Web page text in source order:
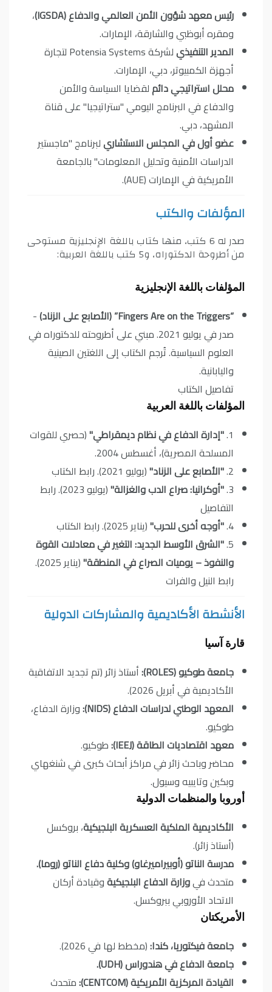
رئيس معهد شؤون الأمن العالمي والدفاع (IGSDA)
،
ومقره أبوظبي والشارقة، الإمارات.
المدير التنفيذي
لشركة Potensia Systems لتجارة
أجهزة الكمبيوتر، دبي، الإمارات.
محلل استراتيجي دائملقضايا السياسة والأمن
والدفاع في البرنامج اليومي "ستراتيجيا" على قناة
المشهد، دبي.
عضو أول في المجلس الاستشاريلبرنامج "ماجستير
الدراسات الأمنية وتحليل المعلومات" بالجامعة
الأمريكية في الإمارات (AUE).
المؤلفات والكتب
صدر له 6 كتب، منها كتاب باللغة الإنجليزية مستوحى
من أطروحة الدكتوراه، و5 كتب باللغة العربية:
المؤلفات باللغة الإنجليزية
“Fingers Are on the Triggers” (الأصابع على الزناد)
-
صدر في يوليو 2021. مبني على أطروحته للدكتوراه في
العلوم السياسية. تُرجم الكتاب إلى اللغتين الصينية
واليابانية.
تفاصيل الكتاب
المؤلفات باللغة العربية
1. "إدارة الدفاع في نظام ديمقراطي"(حصري للقوات
المسلحة المصرية)، أغسطس 2004.
2. "الأصابع على الزناد"(يوليو 2021).
رابط الكتاب
3. "أوكرانيا: صراع الدب والغزالة"(يوليو 2023).
رابط
التفاصيل
4. "أوجه أخرى للحرب"(يناير 2025).
رابط الكتاب
5. "الشرق الأوسط الجديد: التغير في معادلات القوة
والنفوذ – يوميات الصراع في المنطقة"(يناير 2025).
رابط النيل والفرات
الأنشطة الأكاديمية والمشاركات الدولية
قارة آسيا
جامعة طوكيو (ROLES):
أستاذ زائر (تم تجديد الاتفاقية
الأكاديمية في أبريل 2026).
المعهد الوطني لدراسات الدفاع (NIDS):
وزارة الدفاع،
طوكيو.
معهد اقتصاديات الطاقة (IEEJ):
طوكيو.
محاضر وباحث زائر في مراكز أبحاث كبرى في شنغهاي
وبكين وتايبيه وسيول.
أوروبا والمنظمات الدولية
الأكاديمية الملكية العسكرية البلجيكية، بروكسل
(أستاذ زائر).
مدرسة الناتو (أوبيراميرغاو) وكلية دفاع الناتو (روما).
متحدث فيوزارة الدفاع البلجيكيةوقيادة أركان
الاتحاد الأوروبي ببروكسل.
الأمريكتان
جامعة فيكتوريا، كندا:(مخطط لها في 2026).
جامعة الدفاع في هندوراس (UDH).
القيادة المركزية الأمريكية (CENTCOM):
متحدث